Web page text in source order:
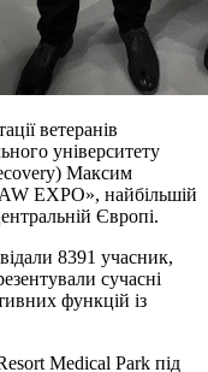
ветеранів
університету
Максим
EXPO», найбільшій
Європі.
8391 учасник,
сучасні
функцій із
Medical Park під